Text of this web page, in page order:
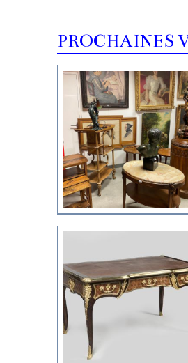
PROCHAINES